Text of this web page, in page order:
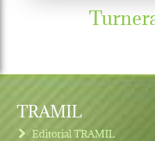
TRAMIL
Editorial TRAMIL